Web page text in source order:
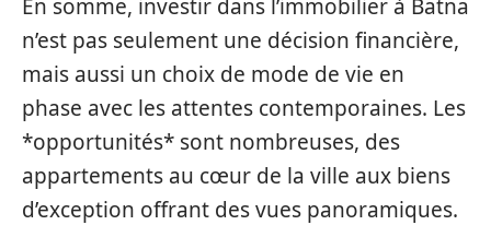
En somme, investir dans l’immobilier à Batna
n’est pas seulement une décision financière,
mais aussi un choix de mode de vie en
phase avec les attentes contemporaines. Les
*opportunités* sont nombreuses, des
appartements au cœur de la ville aux biens
d’exception offrant des vues panoramiques.